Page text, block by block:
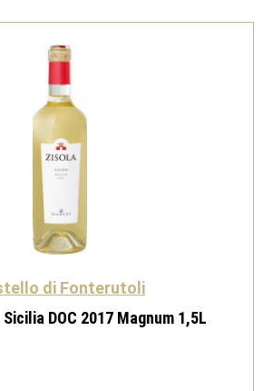
di Fonterutoli
DOC 2017 Magnum 1,5L